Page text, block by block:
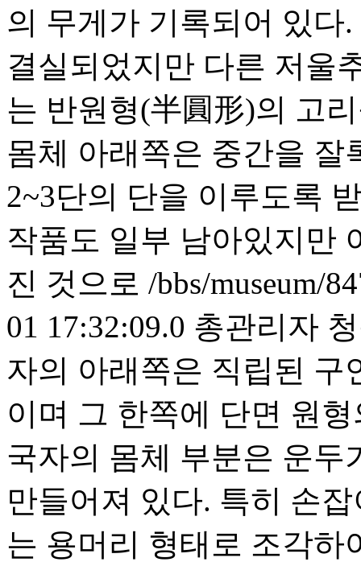
의 무게가 기록되어 있다
결실되었지만 다른 저울
는 반원형(半圓形)의 고
몸체 아래쪽은 중간을 잘
2~3단의 단을 이루도록
작품도 일부 남아있지만
진 것으로 /bbs/museum/
01 17:32:09.0 총관리자
자의 아래쪽은 직립된 구
이며 그 한쪽에 단면 원
국자의 몸체 부분은 운두
만들어져 있다. 특히 손
는 용머리 형태로 조각하